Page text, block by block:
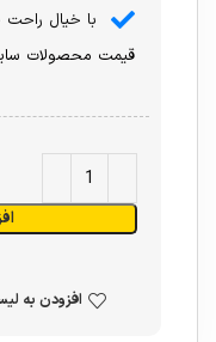
با خیال راحت
افزودن به